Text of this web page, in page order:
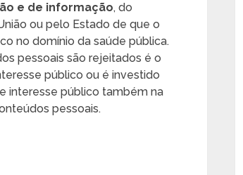
e de informação, do
ou pelo Estado de que o
no domínio da saúde pública.
pessoais são rejeitados é o
público ou é investido
interesse público também na
pessoais.